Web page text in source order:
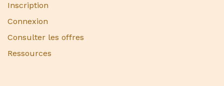
Inscription
Connexion
Consulter les offres
Ressources